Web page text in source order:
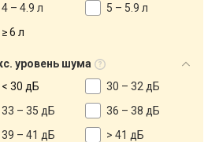
4 – 4.9 л
5 – 5.9 л
≥ 6 л
уровень шума
< 30 дБ
30 – 32 дБ
33 – 35 дБ
36 – 38 дБ
39 – 41 дБ
> 41 дБ